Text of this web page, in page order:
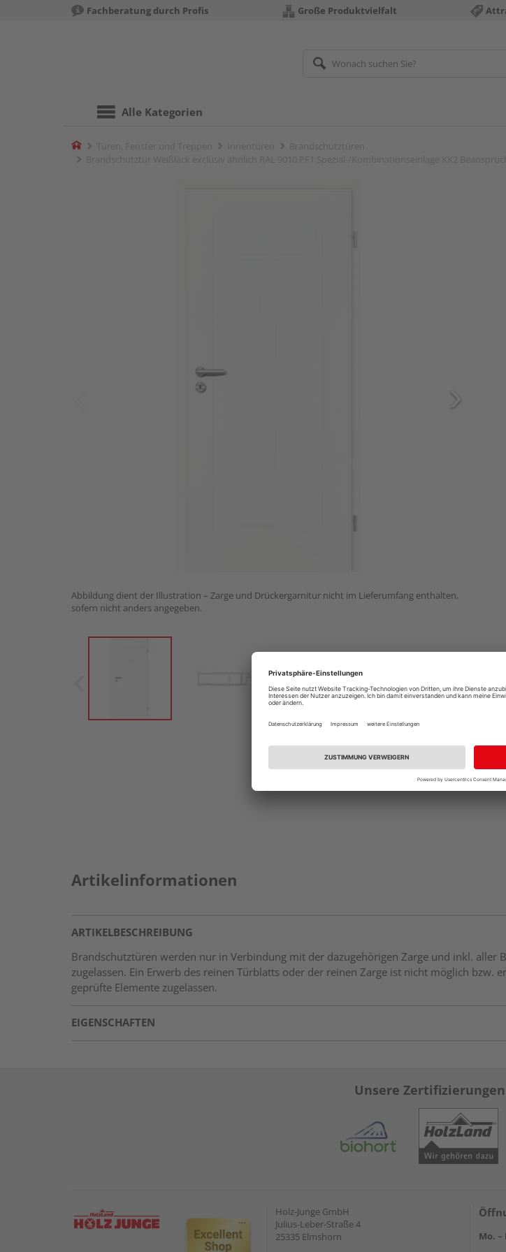
Fachberatung durch Profis Große Produktvielfalt
Alle Kategorien
Home
Abbildung dient der Illustration – Zarge und Drückergarnitur nicht im Lieferumfang enthalten,
sofern nicht anders angegeben.
Artikelinformationen
ARTIKELBESCHREIBUNG
Brandschutztüren werden nur in Verbindung mit der dazugehörigen Zarge und inkl. aller
zugelassen. Ein Erwerb des reinen Türblatts oder der reinen Zarge ist nicht möglich
geprüfte Elemente zugelassen.
EIGENSCHAFTEN
Unsere
Holz-Junge GmbH
Julius-Leber-Straße 4
25335 Elmshorn
Mo. –